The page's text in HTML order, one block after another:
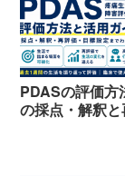
PDASの評価方
の採点・解釈